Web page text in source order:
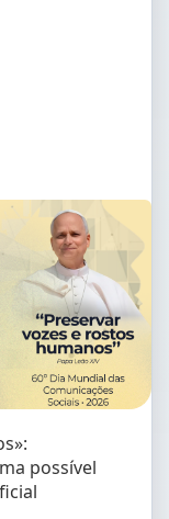
possível